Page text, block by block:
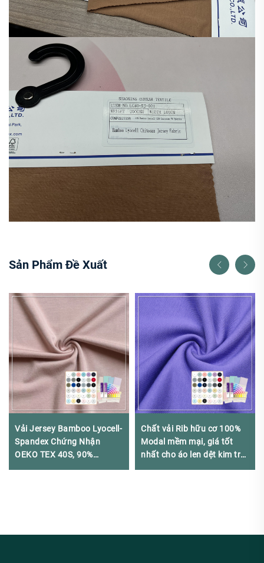
Sản Phẩm Đề Xuất
Vải Jersey Bamboo Lyocell-
Spandex Chứng Nhận
OEKO TEX 40S, 90%
Bamboo Lyocell 10%
Chất vải Rib hữu cơ 100%
Modal mềm mại, giá tốt
nhất cho áo len dệt kim trẻ
em và trẻ nhỏ - 330GSM